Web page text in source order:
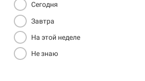
Сегодня
Завтра
На этой неделе
Не знаю